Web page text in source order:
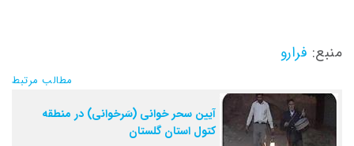
منبع: فرارو
مطالب مرتبط
آیین سحر خوانی (سَرخوانی) در منطقه
کتول استان گلستان